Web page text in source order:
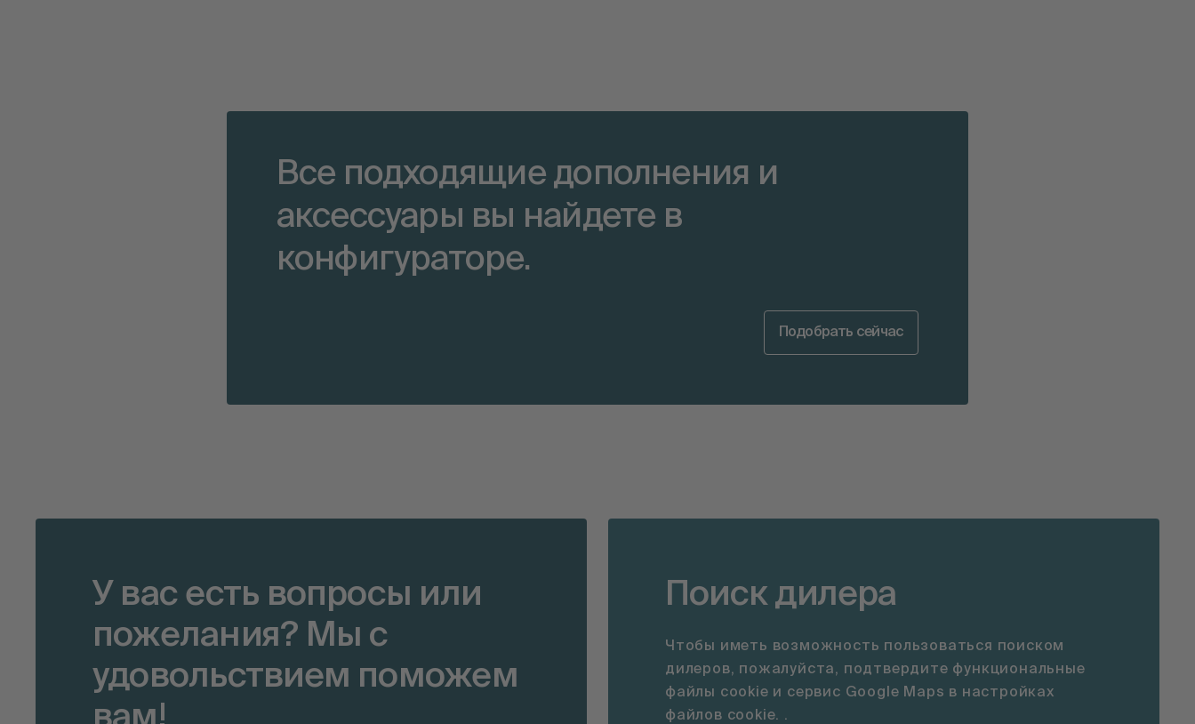
Все подходящие дополнения и
аксессуары вы найдете в
конфигураторе.
Подобрать сейчас
У вас есть вопросы или
пожелания? Мы с
удовольствием поможем
Поиск дилера
Чтобы иметь возможность пользоваться поиском
дилеров, пожалуйста, подтвердите функциональные
файлы cookie и сервис Google Maps в настройках
файлов cookie. .